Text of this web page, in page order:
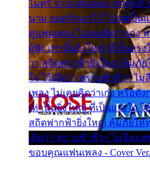
ไมตรี จากแฟนเพลง ทุกทุกที่
นาม ยอดรักเอาไว้ โปรดเป็น
คู่แฟนเพลง ไม่เคยคิดว่าเก่ง
ผู้ฟัง เท่านั้นยิ่งใหญ่ ที่เป็นแรง
วา สถิตฟากฟ้ายิ่งใหญ่ คุ้มภัย
ใจ ไว้เถิดว่า ตราบชั่วชีวา ไ
เพลง ไม่เคยคิดว่าเก่ง หรือดั
เท่านั้นยิ่งใหญ่ ที่เป็นแรงใจ ใ
สถิตฟากฟ้ายิ่งใหญ่ คุ้มภัยให้
เถิดว่า ตราบชั่วชีวา ไม่ลืมแฟ
ขอบคุณแฟนเพลง - Cover